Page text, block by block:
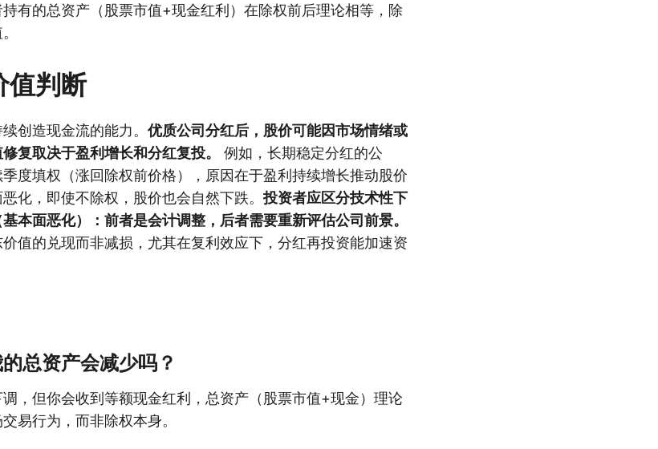
有的总资产（股票市值+现金红利）在除权前后理论相等，除
值判断
创造现金流的能力。 优质公司分红后，股价可能因市场情绪或
复取决于盈利增长和分红复投。
例如，长期稳定分红的公
度填权（涨回除权前价格），原因在于盈利持续增长推动股价
化，即使不除权，股价也会自然下跌。投资者应区分技术性下
本面恶化）：前者是会计调整，后者需要重新评估公司前景。
值的兑现而非减损，尤其在复利效应下，分红再投资能加速资
总资产会减少吗？
，但你会收到等额现金红利，总资产（股票市值+现金）理论
易行为，而非除权本身。